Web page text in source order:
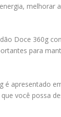
melhorar
Doce 360g
para
é apresentado
você possa